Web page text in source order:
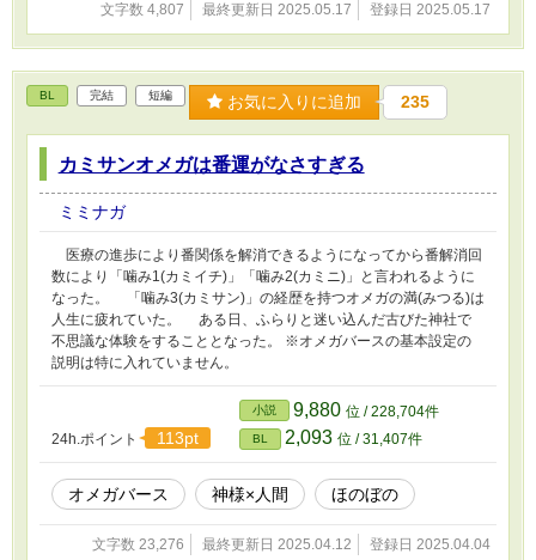
文字数 4,807 最終更新日 2025.05.17 登録日 2025.05.17
BL 完結 短編 お気に入りに追加 235
カミサンオメガは番運がなさすぎる
ミミナガ
医療の進歩により番関係を解消できるようになってから番解消回
数により「噛み1(カミイチ)」「噛み2(カミニ)」と言われるように
なった。 「噛み3(カミサン)」の経歴を持つオメガの満(みつる)は
人生に疲れていた。 ある日、ふらりと迷い込んだ古びた神社で
不思議な体験をすることとなった。 ※オメガバースの基本設定の
説明は特に入れていません。
24h.ポイント 113pt
小説 9,880 位 / 228,704件
BL 2,093 位 / 31,407件
オメガバース 神様×人間 ほのぼの
文字数 23,276 最終更新日 2025.04.12 登録日 2025.04.04